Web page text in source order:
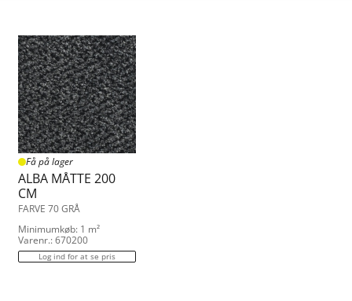
Få på lager
ALBA MÅTTE 200
CM
FARVE 70 GRÅ
Minimumkøb: 1 m²
Varenr.: 670200
Log ind for at se pris